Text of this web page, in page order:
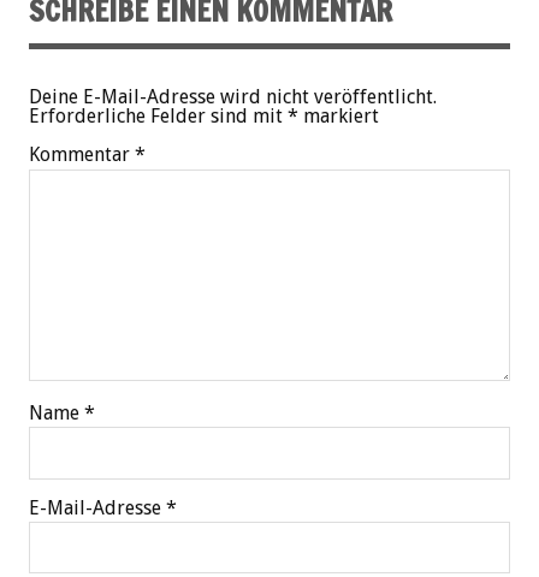
SCHREIBE EINEN KOMMENTAR
Deine E-Mail-Adresse wird nicht veröffentlicht.
Erforderliche Felder sind mit * markiert
Kommentar *
Name *
E-Mail-Adresse *